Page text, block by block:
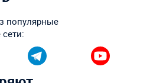
популярные